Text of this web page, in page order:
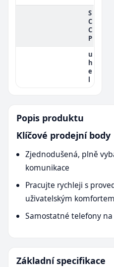
S
C
C
P
u
h
e
l
Popis produktu
Klíčové prodejní body
Zjednodušená, plně
komunikace
Pracujte rychleji s
uživatelským komfortem
Samostatné telefony
Základní specifikace